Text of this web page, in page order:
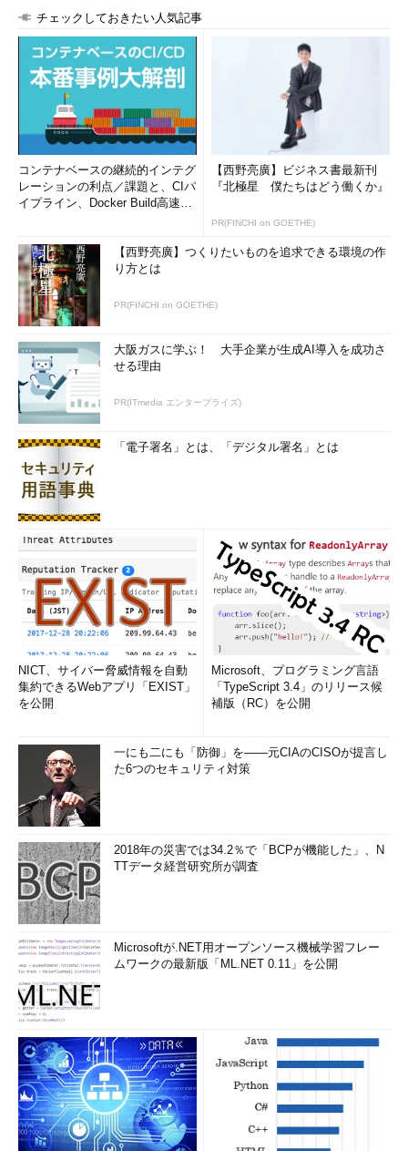
チェックしておきたい人気記事
コンテナベースの継続的インテグ
レーションの利点／課題と、CIパ
イプライン、Docker Build高速化
【西野亮廣】ビジネス書最新刊
『北極星 僕たちはどう働くか』
PR(FINCHI on GOETHE)
【西野亮廣】つくりたいものを追求できる環境の作
り方とは
PR(FINCHI on GOETHE)
大阪ガスに学ぶ！ 大手企業が生成AI導入を成功さ
せる理由
PR(ITmedia エンタープライズ)
「電子署名」とは、「デジタル署名」とは
NICT、サイバー脅威情報を自動
集約できるWebアプリ「EXIST」
を公開
Microsoft、プログラミング言語
「TypeScript 3.4」のリリース候
補版（RC）を公開
一にも二にも「防御」を――元CIAのCISOが提言し
た6つのセキュリティ対策
2018年の災害では34.2％で「BCPが機能した」、N
TTデータ経営研究所が調査
Microsoftが.NET用オープンソース機械学習フレー
ムワークの最新版「ML.NET 0.11」を公開